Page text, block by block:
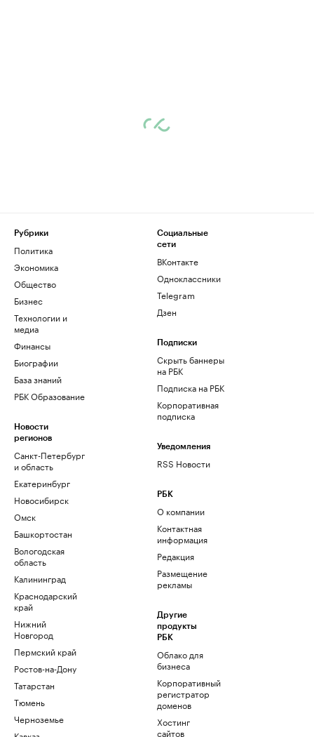
Рубрики
Политика
Экономика
Общество
Бизнес
Технологии и
медиа
Финансы
Биографии
База знаний
РБК Образование
Новости
регионов
Санкт-Петербург
и область
Екатеринбург
Новосибирск
Омск
Башкортостан
Вологодская
область
Калининград
Краснодарский
край
Нижний
Новгород
Пермский край
Ростов-на-Дону
Татарстан
Тюмень
Черноземье
Социальные
сети
ВКонтакте
Одноклассники
Telegram
Дзен
Подписки
Скрыть баннеры
на РБК
Подписка на РБК
Корпоративная
подписка
Уведомления
RSS Новости
РБК
О компании
Контактная
информация
Редакция
Размещение
рекламы
Другие
продукты
РБК
Облако для
бизнеса
Корпоративный
регистратор
доменов
Хостинг
сайтов